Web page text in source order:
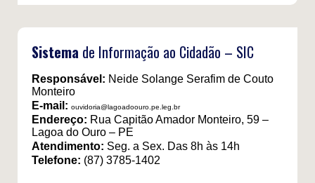
Sistema de Informação ao Cidadão – SIC
Responsável: Neide Solange Serafim de Couto
Monteiro
E-mail: ouvidoria@lagoadoouro.pe.leg.br
Endereço: Rua Capitão Amador Monteiro, 59 –
Lagoa do Ouro – PE
Atendimento: Seg. a Sex. Das 8h às 14h
Telefone: (87) 3785-1402